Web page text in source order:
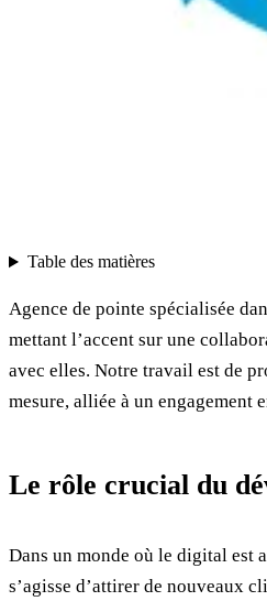
Table des matières
Agence de pointe spécialisée
mettant l’accent sur une
avec elles. Notre travail est de
mesure, alliée à un engagement
Le rôle crucial du
Dans un monde où le digital est
s’agisse d’attirer de nouveaux